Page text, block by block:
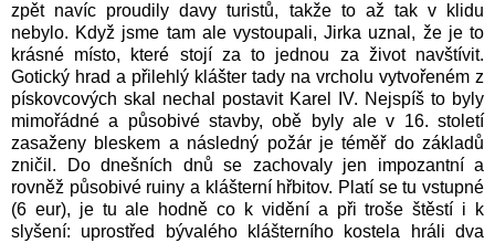
zpět navíc proudily davy turistů, takže to až tak v klidu
nebylo. Když jsme tam ale vystoupali, Jirka uznal, že je to
krásné místo, které stojí za to jednou za život navštívit.
Gotický hrad a přilehlý klášter tady na vrcholu vytvořeném z
pískovcových skal nechal postavit Karel IV. Nejspíš to byly
mimořádné a působivé stavby, obě byly ale v 16. století
zasaženy bleskem a následný požár je téměř do základů
zničil. Do dnešních dnů se zachovaly jen impozantní a
rovněž působivé ruiny a klášterní hřbitov. Platí se tu vstupné
(6 eur), je tu ale hodně co k vidění a při troše štěstí i k
slyšení: uprostřed bývalého klášterního kostela hráli dva